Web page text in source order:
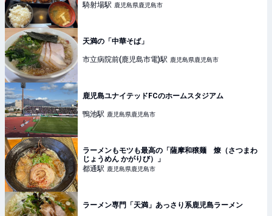
騎射場駅 鹿児島県鹿児島市
天満の「中華そば」
市立病院前(鹿児島市電)駅 鹿児島県鹿児島市
鹿児島ユナイテッドFCのホームスタジアム
鴨池駅 鹿児島県鹿児島市
ラーメンもモツも最高の「薩摩和穣麺 燎（さつまわ
じょうめん かがりび）」
都通駅 鹿児島県鹿児島市
ラーメン専門「天満」あっさり系鹿児島ラーメン